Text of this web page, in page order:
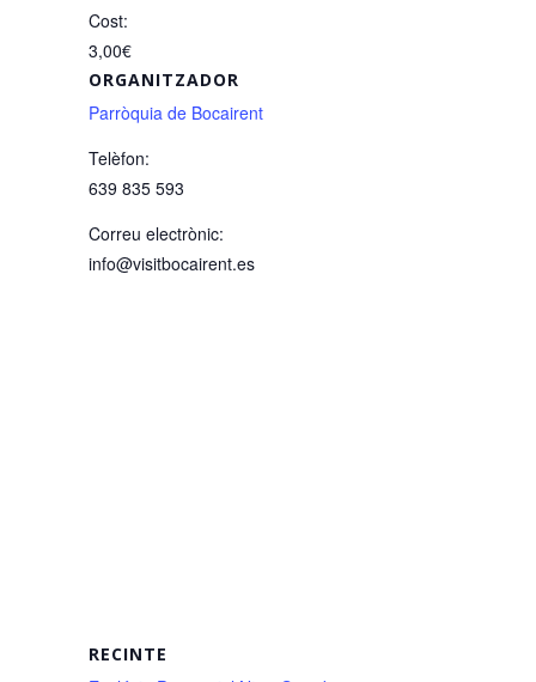
Cost:
3,00€
ORGANITZADOR
Parròquia de Bocairent
Telèfon:
639 835 593
Correu electrònic:
info@visitbocairent.es
RECINTE